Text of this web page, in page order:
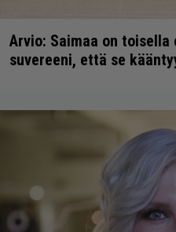
Arvio: Saimaa on
suvereeni, että se